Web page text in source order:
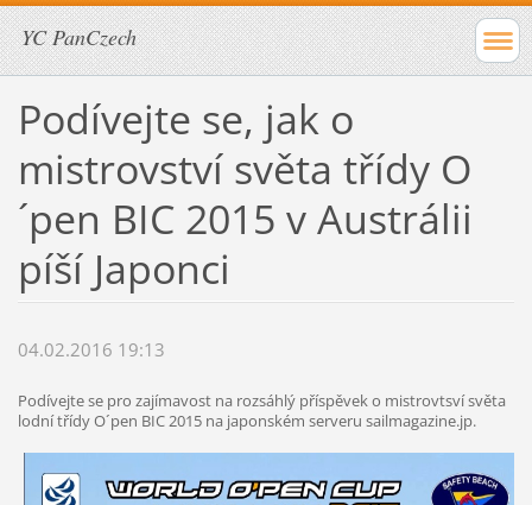
YC PanCzech
Podívejte se, jak o
mistrovství světa třídy O
´pen BIC 2015 v Austrálii
píší Japonci
04.02.2016 19:13
Podívejte se pro zajímavost na rozsáhlý příspěvek o mistrovtsví světa
lodní třídy O´pen BIC 2015 na japonském serveru sailmagazine.jp.